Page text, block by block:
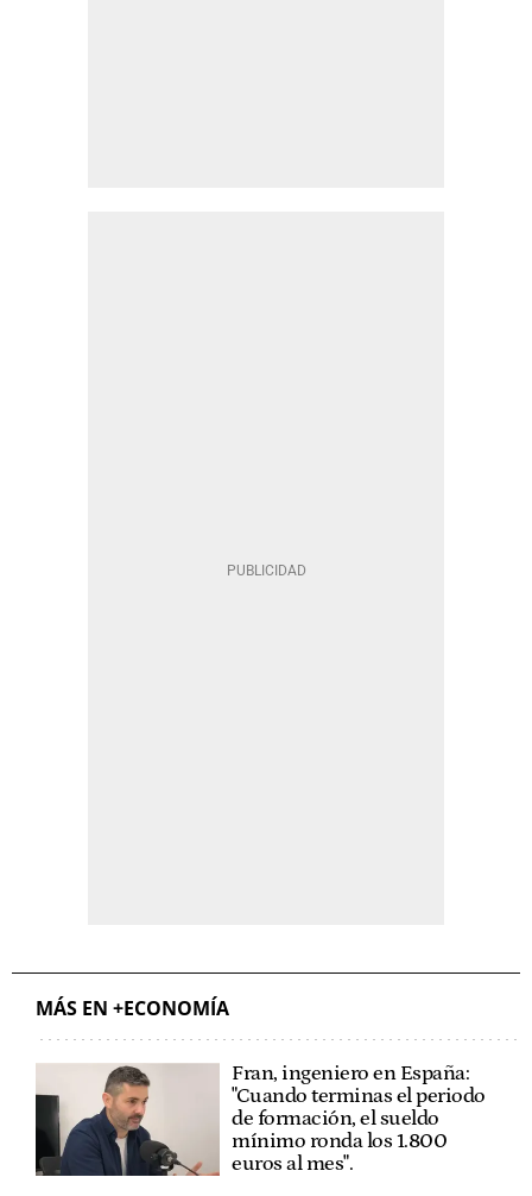
MÁS EN +ECONOMÍA
Fran, ingeniero en España:
"Cuando terminas el periodo
de formación, el sueldo
mínimo ronda los 1.800
euros al mes".